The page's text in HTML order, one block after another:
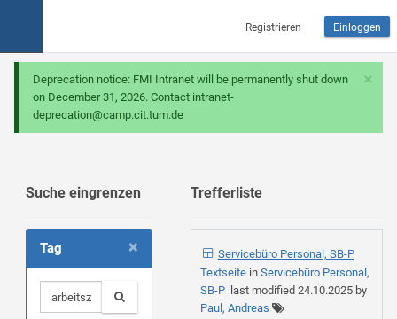
Registrieren Einloggen
×
Deprecation notice: FMI Intranet will be permanently shut down
on December 31, 2026. Contact intranet-
deprecation@camp.cit.tum.de
Suche eingrenzen
×
Tag
Trefferliste
Servicebüro Personal, SB-P
Textseite in Servicebüro Personal,
SB-Plast modified 24.10.2025by
Paul, Andreas